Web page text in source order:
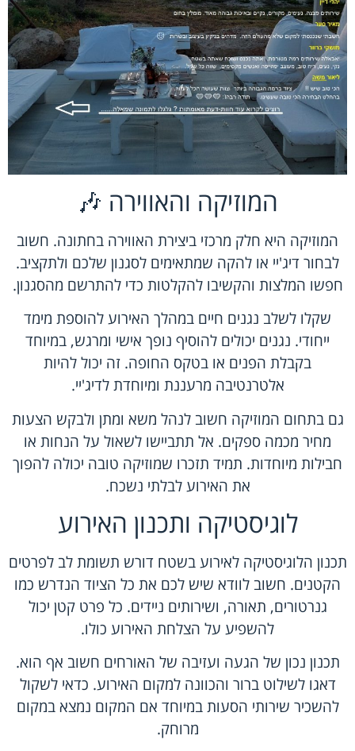
המוזיקה והאווירה 🎶
המוזיקה היא חלק מרכזי ביצירת האווירה בחתונה. חשוב
לבחור דיג'יי או להקה שמתאימים לסגנון שלכם ולתקציב.
חפשו המלצות והקשיבו להקלטות כדי להתרשם מהסגנון.
שקלו לשלב נגנים חיים במהלך האירוע להוספת מימד
ייחודי. נגנים יכולים להוסיף נופך אישי ומרגש, במיוחד
בקבלת הפנים או בטקס החופה. זה יכול להיות
אלטרנטיבה מרעננת ומיוחדת לדיג'יי.
גם בתחום המוזיקה חשוב לנהל משא ומתן ולבקש הצעות
מחיר מכמה ספקים. אל תתביישו לשאול על הנחות או
חבילות מיוחדות. תמיד תזכרו שמוזיקה טובה יכולה להפוך
את האירוע לבלתי נשכח.
לוגיסטיקה ותכנון האירוע
תכנון הלוגיסטיקה לאירוע בשטח דורש תשומת לב לפרטים
הקטנים. חשוב לוודא שיש לכם את כל הציוד הנדרש כמו
גנרטורים, תאורה, ושירותים ניידים. כל פרט קטן יכול
להשפיע על הצלחת האירוע כולו.
תכנון נכון של הגעה ועזיבה של האורחים חשוב אף הוא.
דאגו לשילוט ברור והכוונה למקום האירוע. כדאי לשקול
להשכיר שירותי הסעות במיוחד אם המקום נמצא במקום
מרוחק.